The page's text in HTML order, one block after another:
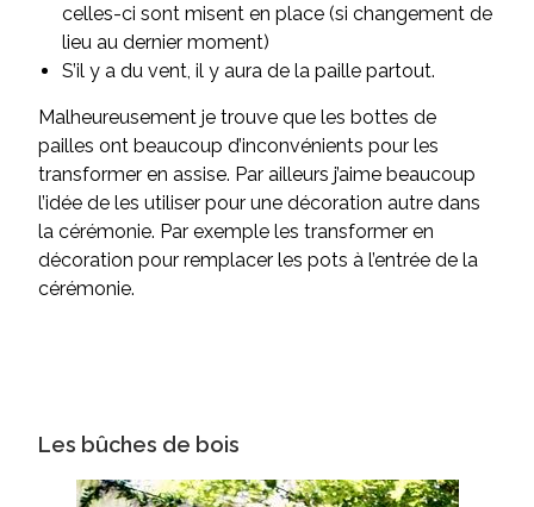
celles-ci sont misent en place (si changement de
lieu au dernier moment)
S’il y a du vent, il y aura de la paille partout.
Malheureusement je trouve que les bottes de
pailles ont beaucoup d’inconvénients pour les
transformer en assise. Par ailleurs j’aime beaucoup
l’idée de les utiliser pour une décoration autre dans
la cérémonie. Par exemple les transformer en
décoration pour remplacer les pots à l’entrée de la
cérémonie.
Les bûches de bois